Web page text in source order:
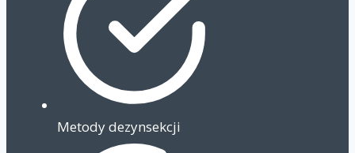
Metody dezynsekcji